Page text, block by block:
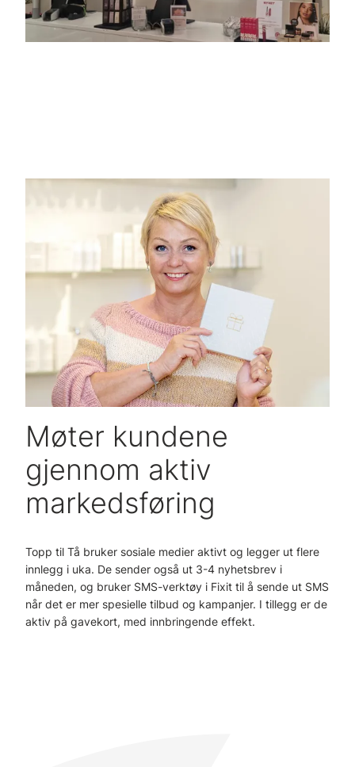
Møter kundene
gjennom aktiv
markedsføring
Topp til Tå bruker sosiale medier aktivt og legger ut flere
innlegg i uka. De sender også ut 3-4 nyhetsbrev i
måneden, og bruker SMS-verktøy i Fixit til å sende ut SMS
når det er mer spesielle tilbud og kampanjer. I tillegg er de
aktiv på gavekort, med innbringende effekt.